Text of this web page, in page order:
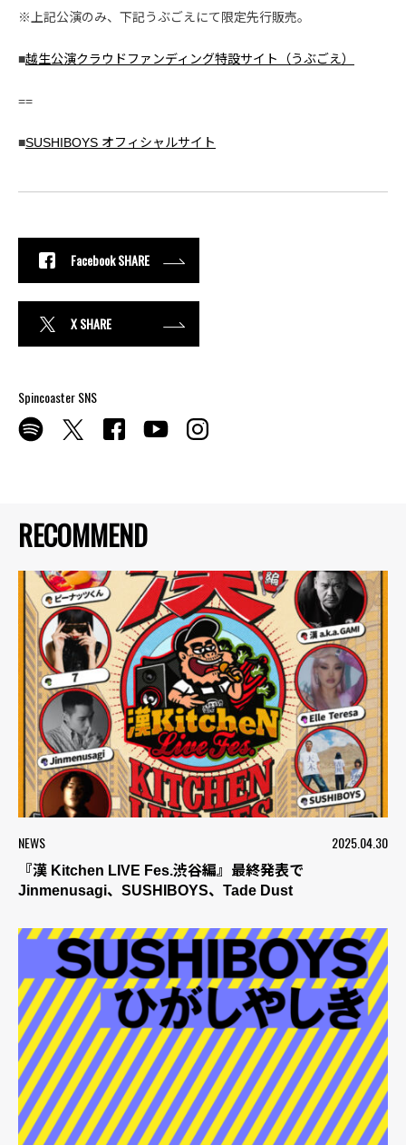
RECOMMEND
NEWS 2025.04.30
『漢 Kitchen LIVE Fes.渋谷編』最終発表で
Jinmenusagi、SUSHIBOYS、Tade Dust
※上記公演のみ、下記うぶごえにて限定先行販売。
■越生公演クラウドファンディング特設サイト（うぶごえ）
==
■SUSHIBOYS オフィシャルサイト
Facebook SHARE
X SHARE
Spincoaster SNS